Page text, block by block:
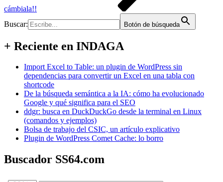
cámbiala!!
Buscar:
Botón de búsqueda
+ Reciente en INDAGA
Import Excel to Table: un plugin de WordPress sin
dependencias para convertir un Excel en una tabla con
shortcode
De la búsqueda semántica a la IA: cómo ha evolucionado
Google y qué significa para el SEO
ddgr: busca en DuckDuckGo desde la terminal en Linux
(comandos y ejemplos)
Bolsa de trabajo del CSIC, un artículo explicativo
Plugin de WordPress Comet Cache: lo borro
Buscador SS64.com